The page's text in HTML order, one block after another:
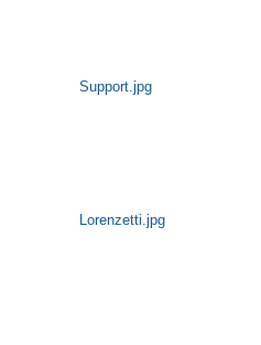
Support.jpg
Lorenzetti.jpg